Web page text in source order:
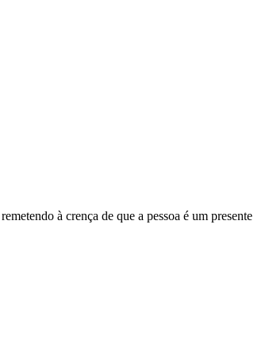
à crença de que a pessoa é um presente